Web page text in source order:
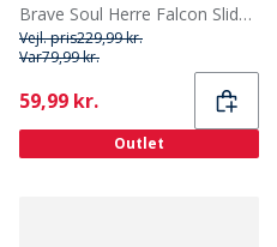
Brave Soul Herre Falcon Slides Slider Sort
Vejl. pris229,99 kr.
Var79,99 kr.
Current
59,99 kr.
Outlet